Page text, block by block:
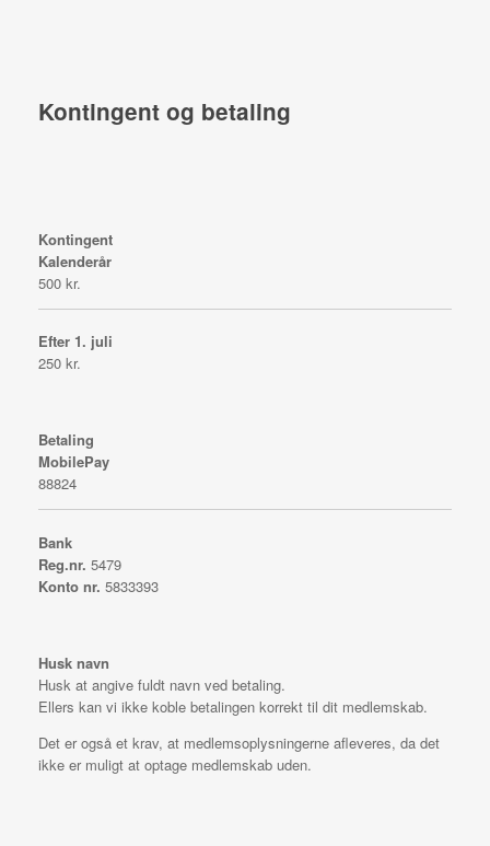
Kontingent og betaling
Kontingent
Kalenderår
500 kr.
Efter 1. juli
250 kr.
Betaling
MobilePay
88824
Bank
Reg.nr. 5479
Konto nr. 5833393
Husk navn
Husk at angive fuldt navn ved betaling.
Ellers kan vi ikke koble betalingen korrekt til dit medlemskab.
Det er også et krav, at medlemsoplysningerne afleveres, da det
ikke er muligt at optage medlemskab uden.